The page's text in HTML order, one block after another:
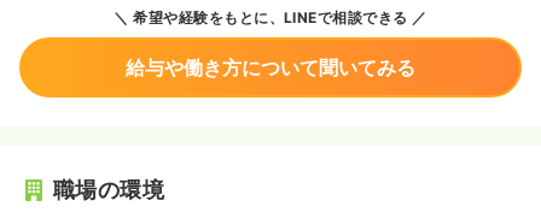
希望や経験をもとに、LINEで相談できる
給与や働き方について聞いてみる
職場の環境